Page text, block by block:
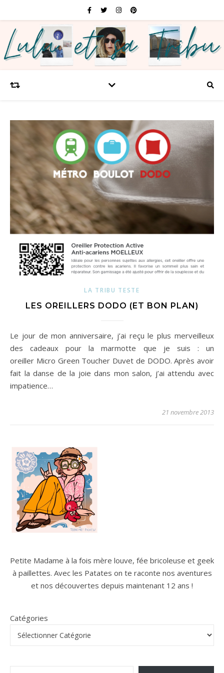
LA TRIBU TESTE
LES OREILLERS DODO (ET BON PLAN)
Le jour de mon anniversaire, j’ai reçu le plus merveilleux
des cadeaux pour la marmotte que je suis : un
oreiller Micro Green Toucher Duvet de DODO. Après avoir
fait la danse de la joie dans mon salon, j’ai attendu avec
impatience…
21 novembre 2013
Petite Madame à la fois mère louve, fée bricoleuse et geek
à paillettes. Avec les Patates on te raconte nos aventures
et nos découvertes depuis maintenant 12 ans !
Catégories